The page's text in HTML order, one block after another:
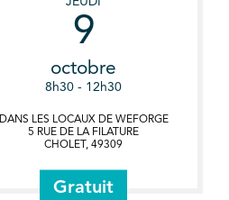
9
octobre
8h30 - 12h30
DANS LES LOCAUX DE WEFORGE
5 RUE DE LA FILATURE
CHOLET , 49309
Gratuit